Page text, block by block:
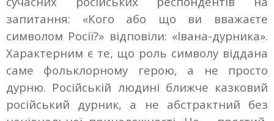
запитання: «Кого або що ви вважаєте
символом Росії?» відповіли: «Івана-дурника».
Характерним є те, що роль символу віддана
саме фольклорному герою, а не просто
дурню. Російській людині ближче казковий
російський дурник, а не абстрактний без